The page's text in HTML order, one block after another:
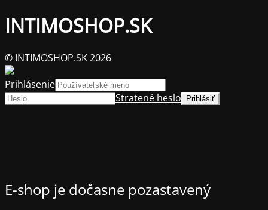
INTIMOSHOP.SK
E-shop je dočasne pozastavený
© INTIMOSHOP.SK 2026
Prihlásenie
Stratené heslo